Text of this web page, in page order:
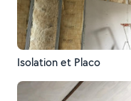
Isolation et Placo